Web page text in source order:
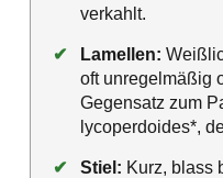
verkahlt.
✔ Lamellen:
oft unregelmäßig
Gegensatz zum
lycoperdoides*,
✔ Stiel: Kurz, blass